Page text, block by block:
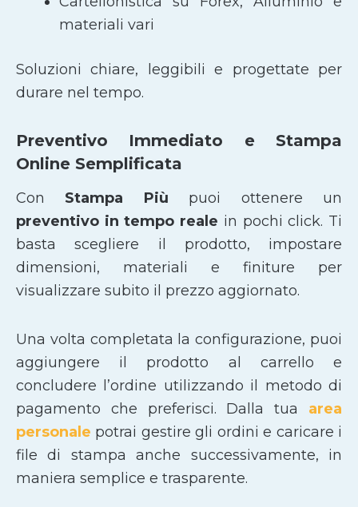
materiali vari
Soluzioni chiare, leggibili e progettate per
durare nel tempo.
Preventivo Immediato e Stampa
Online Semplificata
Con Stampa Più puoi ottenere un
preventivo in tempo reale in pochi click. Ti
basta scegliere il prodotto, impostare
dimensioni, materiali e finiture per
visualizzare subito il prezzo aggiornato.
Una volta completata la configurazione, puoi
aggiungere il prodotto al carrello e
concludere l’ordine utilizzando il metodo di
pagamento che preferisci. Dalla tua area
personale potrai gestire gli ordini e caricare i
file di stampa anche successivamente, in
maniera semplice e trasparente.